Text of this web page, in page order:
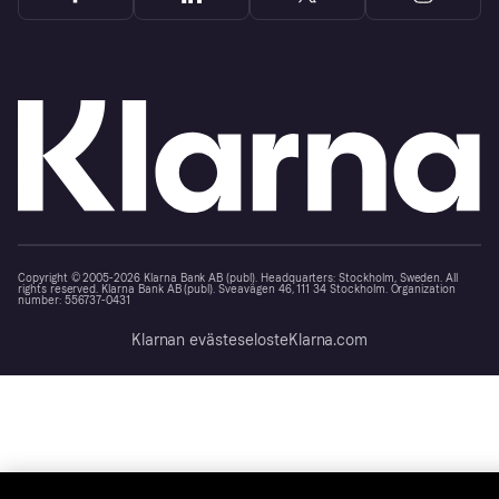
Copyright © 2005-2026 Klarna Bank AB (publ). Headquarters: Stockholm, Sweden. All
rights reserved. Klarna Bank AB (publ). Sveavägen 46, 111 34 Stockholm. Organization
number: 556737-0431
Klarnan evästeselosteKlarna.com